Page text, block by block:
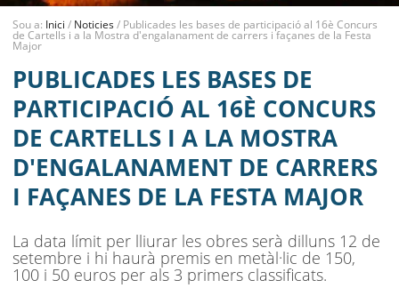
PARTICIPACIÓ AL 16È CONCURS DE
CARTELLS I A LA MOSTRA
D'ENGALANAMENT DE CARRERS I
FAÇANES DE LA FESTA MAJOR
AJUNTAMENT
MUNICIPI
SEU ELECTRÒNICA
BELL-LLOC SOLUCIONA
Sou a: Inici / Noticies/ Publicades les bases de participació al 16è Concurs
de Cartells i a la Mostra d'engalanament de carrers i façanes de la Festa
Major
PUBLICADES LES BASES DE
PARTICIPACIÓ AL 16È CONCURS
DE CARTELLS I A LA MOSTRA
D'ENGALANAMENT DE CARRERS
I FAÇANES DE LA FESTA MAJOR
La data límit per lliurar les obres serà dilluns 12 de
setembre i hi haurà premis en metàl·lic de 150,
100 i 50 euros per als 3 primers classificats.